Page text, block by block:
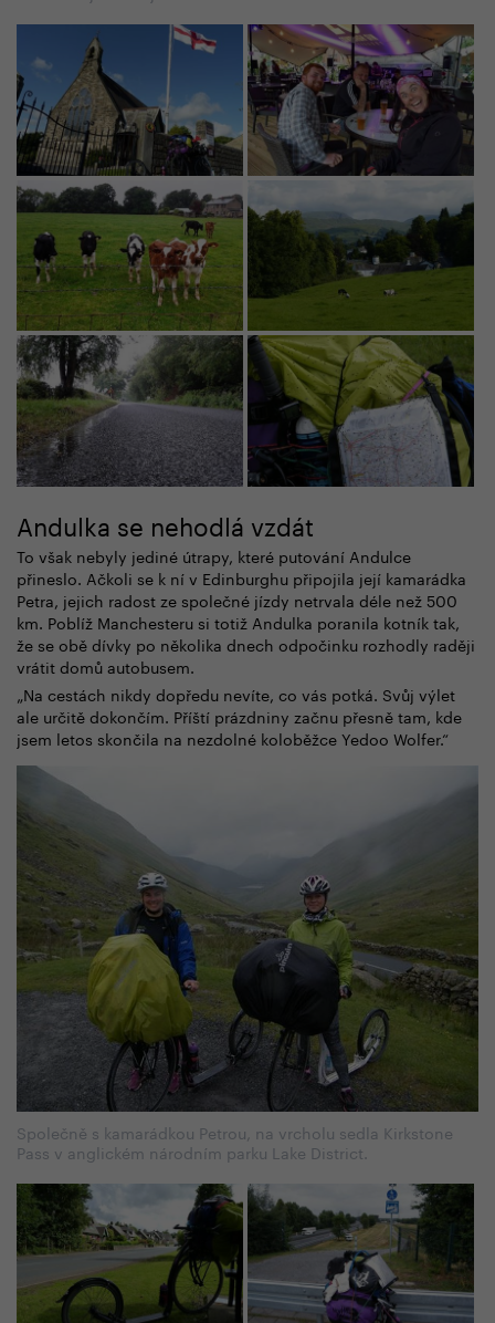
Andulka se nehodlá vzdát
To však nebyly jediné útrapy, které putování Andulce
přineslo. Ačkoli se k ní v Edinburghu připojila její kamarádka
Petra, jejich radost ze společné jízdy netrvala déle než 500
km. Poblíž Manchesteru si totiž Andulka poranila kotník tak,
že se obě dívky po několika dnech odpočinku rozhodly raději
vrátit domů autobusem.
„Na cestách nikdy dopředu nevíte, co vás potká. Svůj výlet
ale určitě dokončím. Příští prázdniny začnu přesně tam, kde
jsem letos skončila na nezdolné koloběžce Yedoo Wolfer.“
Společně s kamarádkou Petrou, na vrcholu sedla Kirkstone
Pass v anglickém národním parku Lake District.